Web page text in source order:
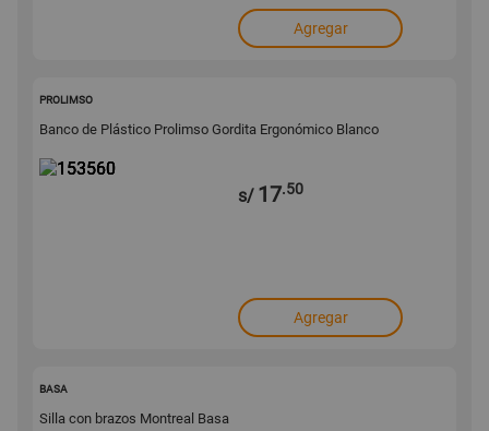
Agregar
PROLIMSO
Banco de Plástico Prolimso Gordita Ergonómico Blanco
s/ 17.50
Agregar
BASA
Silla con brazos Montreal Basa